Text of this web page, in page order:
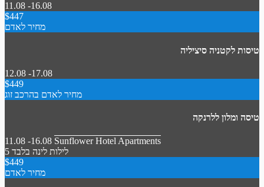
11.08 -16.08
$447
מחיר לאדם
טיסות לקטניה סיציליה
12.08 -17.08
$449
מחיר לאדם בהרכב זוג
טיסה ומלון ללרנקה
11.08 -16.08 Sunflower Hotel Apartments
5 לילות לינה בלבד
$449
מחיר לאדם